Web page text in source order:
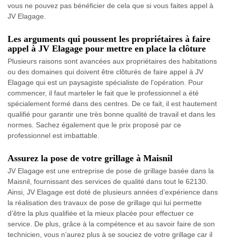
vous ne pouvez pas bénéficier de cela que si vous faites appel à
JV Elagage.
Les arguments qui poussent les propriétaires à faire
appel à JV Elagage pour mettre en place la clôture
Plusieurs raisons sont avancées aux propriétaires des habitations
ou des domaines qui doivent être clôturés de faire appel à JV
Elagage qui est un paysagiste spécialiste de l'opération. Pour
commencer, il faut marteler le fait que le professionnel a été
spécialement formé dans des centres. De ce fait, il est hautement
qualifié pour garantir une très bonne qualité de travail et dans les
normes. Sachez également que le prix proposé par ce
professionnel est imbattable.
Assurez la pose de votre grillage à Maisnil
JV Elagage est une entreprise de pose de grillage basée dans la
Maisnil, fournissant des services de qualité dans tout le 62130.
Ainsi, JV Elagage est doté de plusieurs années d’expérience dans
la réalisation des travaux de pose de grillage qui lui permette
d’être la plus qualifiée et la mieux placée pour effectuer ce
service. De plus, grâce à la compétence et au savoir faire de son
technicien, vous n’aurez plus à se souciez de votre grillage car il